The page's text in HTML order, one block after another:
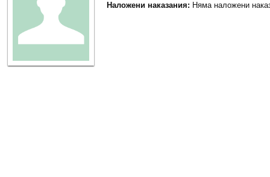
Наложени наказания: Няма наложени